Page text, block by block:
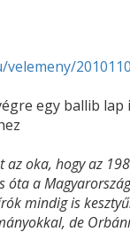
egy ballib
az oka, hogy az
óta a
mindig is
de